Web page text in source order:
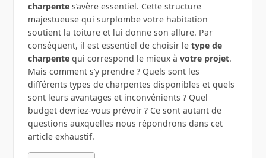
charpentes’avère essentiel. Cette structure
majestueuse qui surplombe votre habitation
soutient la toiture et lui donne son allure. Par
conséquent, il est essentiel de choisir le type de
charpentequi correspond le mieux à votre projet.
Mais comment s’y prendre ? Quels sont les
différents types de charpentes disponibles et quels
sont leurs avantages et inconvénients ? Quel
budget devriez-vous prévoir ? Ce sont autant de
questions auxquelles nous répondrons dans cet
article exhaustif.